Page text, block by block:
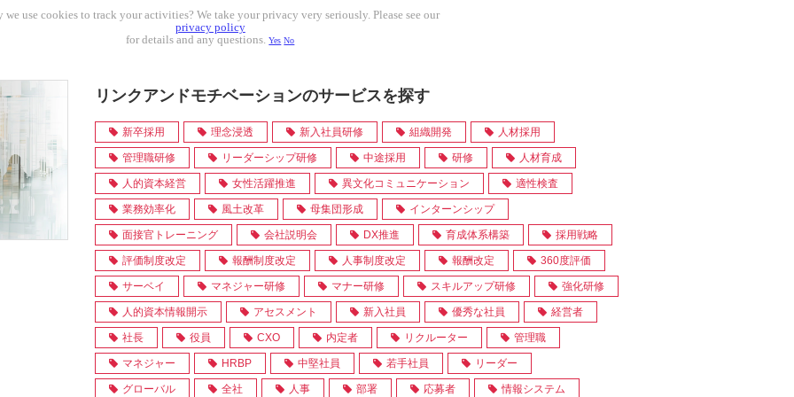
リンクアンドモチベーションのサービスを探す
新卒採用 理念浸透 新入社員研修 組織開発 人材採用
管理職研修 リーダーシップ研修 中途採用 研修 人材育成
人的資本経営 女性活躍推進 異文化コミュニケーション 適性検査
業務効率化 風土改革 母集団形成 インターンシップ
面接官トレーニング 会社説明会 DX推進 育成体系構築 採用戦略
評価制度改定 報酬制度改定 人事制度改定 報酬改定 360度評価
サーベイ マネジャー研修 マナー研修 スキルアップ研修 強化研修
人的資本情報開示 アセスメント 新入社員 優秀な社員 経営者
社長 役員 CXO 内定者 リクルーター 管理職
マネジャー HRBP 中堅社員 若手社員 リーダー
グローバル 全社 人事 部署 応募者 情報システム
we use cookies to track your activities? We take your privacy very seriously. Please see our
privacy policy
for details and any questions.Yes No